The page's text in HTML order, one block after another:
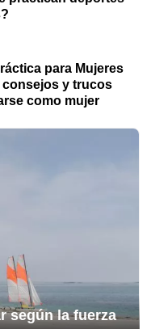
para Mujeres
y trucos
como mujer
según la fuerza